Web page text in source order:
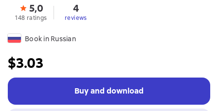
5,0
148 ratings
4
reviews
Book in Russian
$3.03
Buy and download